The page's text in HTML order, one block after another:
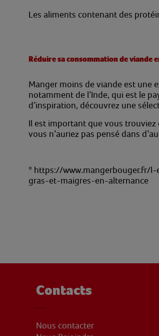
Les aliments contenant des
Réduire sa consommation de viande
Manger moins de viande est une
notamment de l’Inde, qui est le
d’inspiration, découvrez une
Il est important que vous
vous n’auriez pas pensé dans
* https://www.mangerbouger.fr/
gras-et-maigres-en-alternance
Contacts
Nous contacter